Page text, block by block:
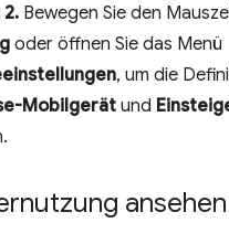
Bewegen Sie den
oder öffnen Sie das Menü
, um die
Mobilgerät und
ansehen